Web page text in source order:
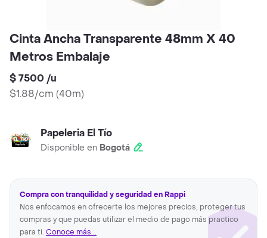
Cinta Ancha Transparente 48mm X 40
Metros Embalaje
$ 7500 /u
$1.88/cm (40m)
Papeleria El Tío
Disponible en Bogotá
Compra con tranquilidad y seguridad en Rappi
Nos enfocamos en ofrecerte los mejores precios, proteger tus
compras y que puedas utilizar el medio de pago más practico
para ti. Conoce más...